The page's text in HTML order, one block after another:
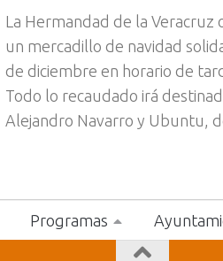
La Hermandad de la Veracruz
un mercadillo de navidad
de diciembre en horario de
Todo lo recaudado irá
Alejandro Navarro y Ubuntu,
Programas